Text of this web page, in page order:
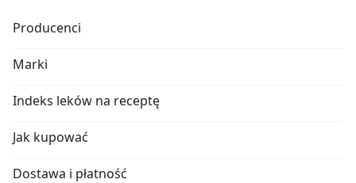
Producenci
Marki
Indeks leków na receptę
Jak kupować
Dostawa i płatność